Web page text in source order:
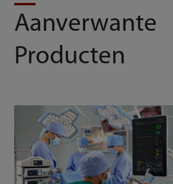
Aanverwante
Producten